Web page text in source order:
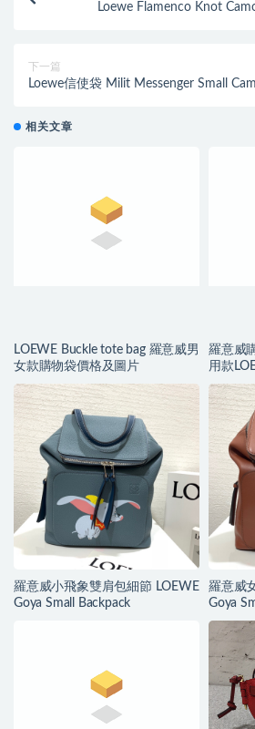
Loewe Flamenco Knot
下一篇
Loewe信使袋 Milit Messenger Small
相关文章
LOEWE Buckle tote bag 羅意威男
女款購物袋價格及圖片
羅意威
用款
羅意威小飛象雙肩包細節 LOEWE
Goya Small Backpack
羅意威
Goya